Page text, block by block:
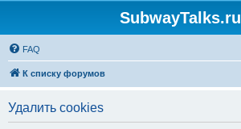
SubwayTalks.ru
FAQ
К списку форумов
Удалить cookies